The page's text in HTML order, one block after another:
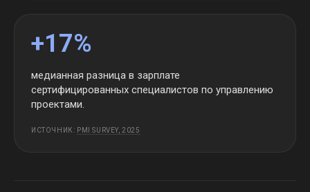
+17%
медианная разница в зарплате
сертифицированных специалистов по управлению
проектами.
ИСТОЧНИК: PMI SURVEY, 2025